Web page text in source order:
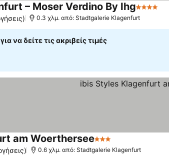
– Moser Verdino By Ihg4 Αστέρια
0.3 χλμ. από: Stadtgalerie Klagenfurt
να δείτε τις ακριβείς τιμές
am Woerthersee3 Αστέρια
0.6 χλμ. από: Stadtgalerie Klagenfurt